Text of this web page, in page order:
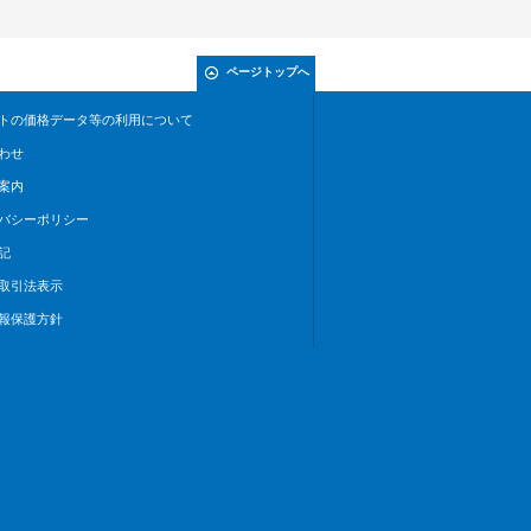
ページトップへ
の価格データ等の利用について
せ
内
シーポリシー
引法表示
保護方針